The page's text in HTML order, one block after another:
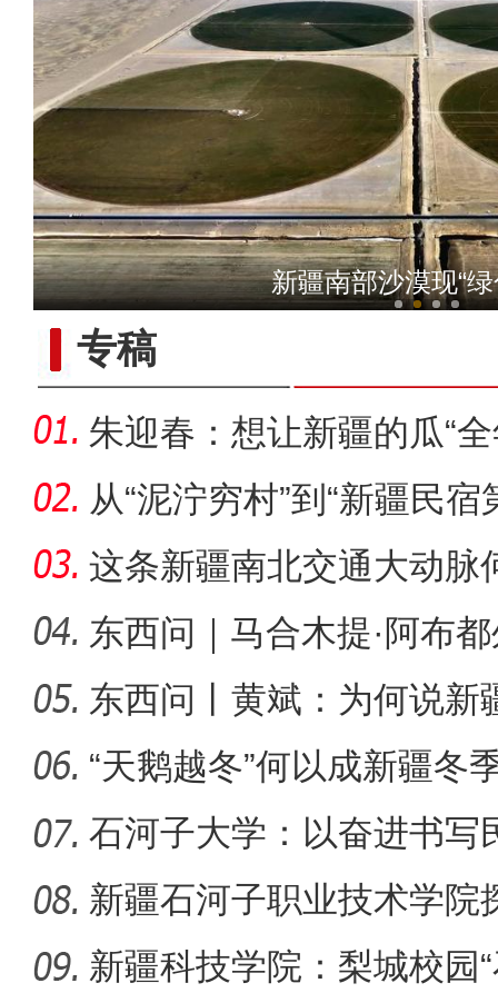
侨乡故事 | 喀什土陶技艺
【与你为邻】俄罗斯博士后
新疆南部沙漠现“
（新春走基层）新疆兵团
专稿
朱迎春：想让新疆的瓜“
从“泥泞穷村”到“新疆民
桂
这条新疆南北交通大动脉
度”？
东西问｜马合木提·阿布
何以实
东西问丨黄斌：为何说新
一部交
“天鹅越冬”何以成新疆冬
石河子大学：以奋进书写
新疆石河子职业技术学院
同体意
新疆科技学院：梨城校园